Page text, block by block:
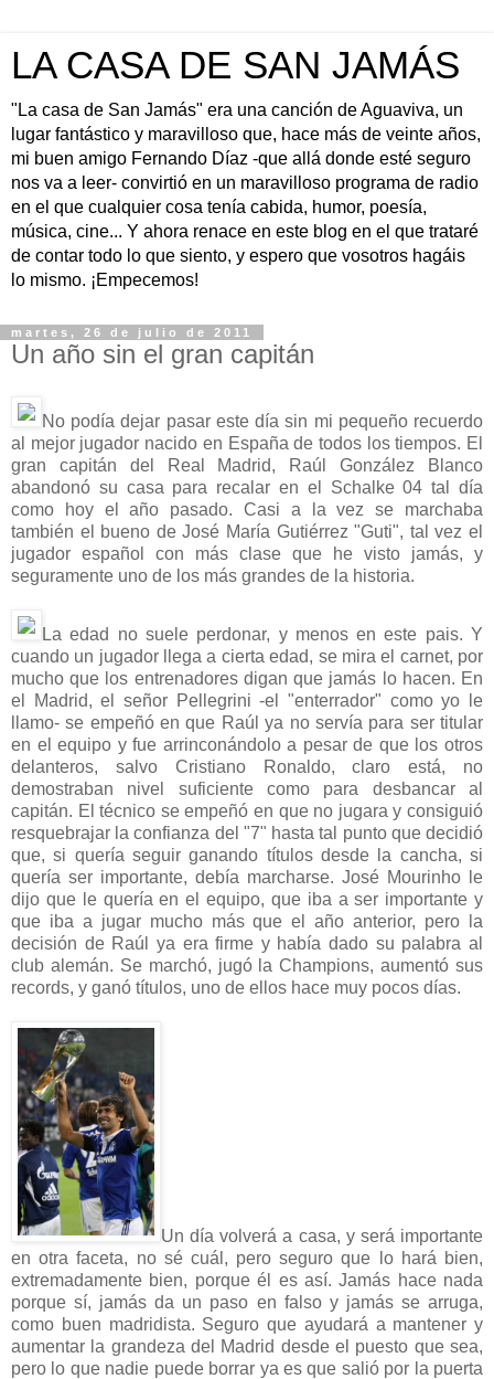
LA CASA DE SAN JAMÁS
"La casa de San Jamás" era una canción de Aguaviva, un
lugar fantástico y maravilloso que, hace más de veinte años,
mi buen amigo Fernando Díaz -que allá donde esté seguro
nos va a leer- convirtió en un maravilloso programa de radio
en el que cualquier cosa tenía cabida, humor, poesía,
música, cine... Y ahora renace en este blog en el que trataré
de contar todo lo que siento, y espero que vosotros hagáis
lo mismo. ¡Empecemos!
martes, 26 de julio de 2011
Un año sin el gran capitán
No podía dejar pasar este día sin mi pequeño recuerdo
al mejor jugador nacido en España de todos los tiempos. El
gran capitán del Real Madrid, Raúl González Blanco
abandonó su casa para recalar en el Schalke 04 tal día
como hoy el año pasado. Casi a la vez se marchaba
también el bueno de José María Gutiérrez "Guti", tal vez el
jugador español con más clase que he visto jamás, y
seguramente uno de los más grandes de la historia.
La edad no suele perdonar, y menos en este pais. Y
cuando un jugador llega a cierta edad, se mira el carnet, por
mucho que los entrenadores digan que jamás lo hacen. En
el Madrid, el señor Pellegrini -el "enterrador" como yo le
llamo- se empeñó en que Raúl ya no servía para ser titular
en el equipo y fue arrinconándolo a pesar de que los otros
delanteros, salvo Cristiano Ronaldo, claro está, no
demostraban nivel suficiente como para desbancar al
capitán. El técnico se empeñó en que no jugara y consiguió
resquebrajar la confianza del "7" hasta tal punto que decidió
que, si quería seguir ganando títulos desde la cancha, si
quería ser importante, debía marcharse. José Mourinho le
dijo que le quería en el equipo, que iba a ser importante y
que iba a jugar mucho más que el año anterior, pero la
decisión de Raúl ya era firme y había dado su palabra al
club alemán. Se marchó, jugó la Champions, aumentó sus
records, y ganó títulos, uno de ellos hace muy pocos días.
Un día volverá a casa, y será importante
en otra faceta, no sé cuál, pero seguro que lo hará bien,
extremadamente bien, porque él es así. Jamás hace nada
porque sí, jamás da un paso en falso y jamás se arruga,
como buen madridista. Seguro que ayudará a mantener y
aumentar la grandeza del Madrid desde el puesto que sea,
pero lo que nadie puede borrar ya es que salió por la puerta